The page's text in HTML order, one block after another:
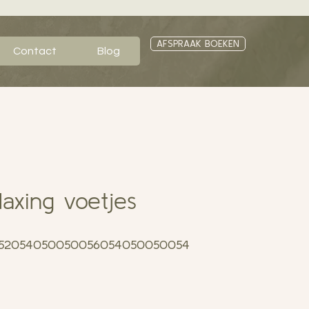
Contact Blog
AFSPRAAK BOEKEN
voetjes